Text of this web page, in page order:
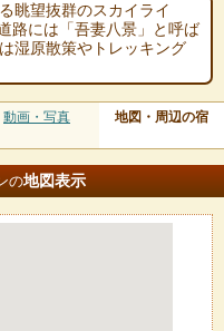
眺望抜群のスカイライ
路には「吾妻八景」と呼ば
湿原散策やトレッキング
動画・写真 地図・周辺の宿
の地図表示